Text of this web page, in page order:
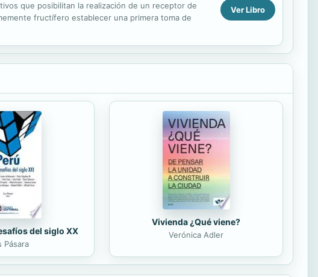
que posibilitan la realización de un receptor de
fructífero establecer una primera toma de
Ver Libro
del siglo XX
Pásara
Vivienda ¿Qué viene?
Verónica Adler